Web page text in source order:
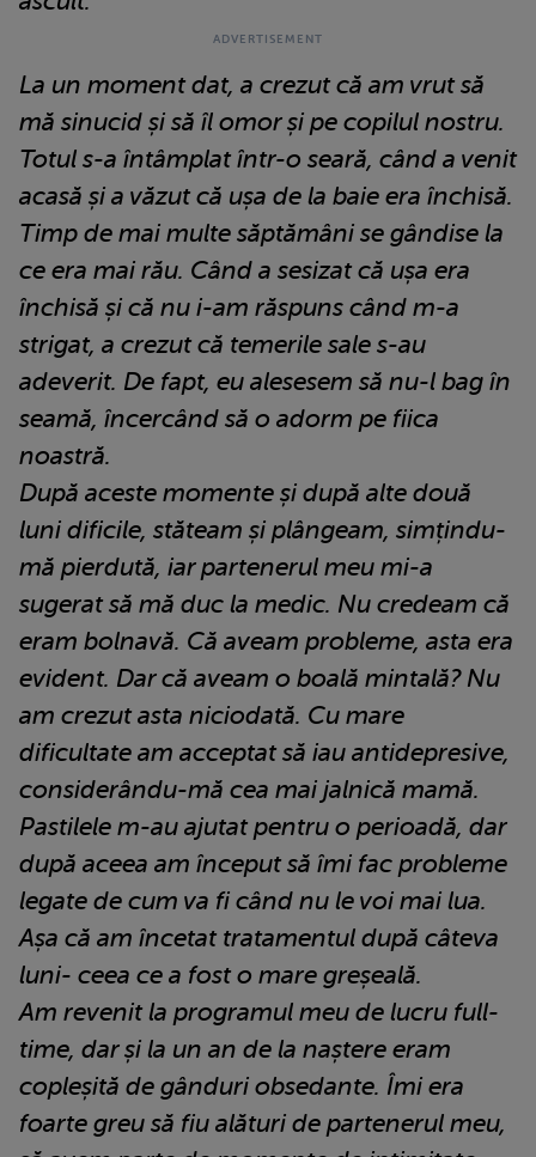
La un moment dat, a crezut că am vrut să
mă sinucid și să îl omor și pe copilul nostru.
Totul s-a întâmplat într-o seară, când a venit
acasă și a văzut că ușa de la baie era închisă.
Timp de mai multe săptămâni se gândise la
ce era mai rău. Când a sesizat că ușa era
închisă și că nu i-am răspuns când m-a
strigat, a crezut că temerile sale s-au
adeverit. De fapt, eu alesesem să nu-l bag în
seamă, încercând să o adorm pe fiica
noastră.
După aceste momente și după alte două
luni dificile, stăteam și plângeam, simțindu-
mă pierdută, iar partenerul meu mi-a
sugerat să mă duc la medic. Nu credeam că
eram bolnavă. Că aveam probleme, asta era
evident. Dar că aveam o boală mintală? Nu
am crezut asta niciodată. Cu mare
dificultate am acceptat să iau antidepresive,
considerându-mă cea mai jalnică mamă.
Pastilele m-au ajutat pentru o perioadă, dar
după aceea am început să îmi fac probleme
legate de cum va fi când nu le voi mai lua.
Așa că am încetat tratamentul după câteva
luni- ceea ce a fost o mare greșeală.
Am revenit la programul meu de lucru full-
time, dar și la un an de la naștere eram
copleșită de gânduri obsedante. Îmi era
foarte greu să fiu alături de partenerul meu,